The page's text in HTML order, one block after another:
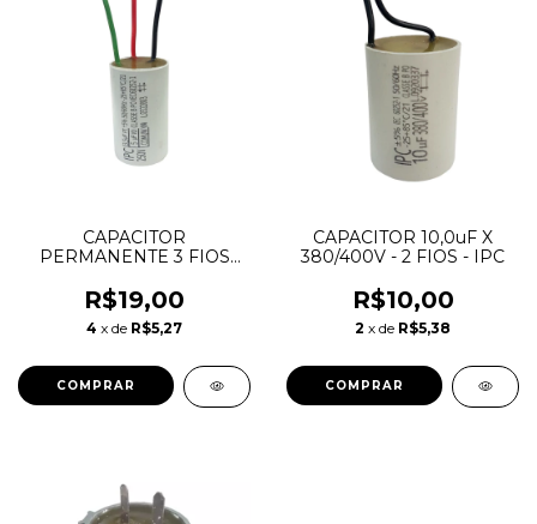
CAPACITOR
PERMANENTE 3 FIOS
VENTILADOR
R$19,00
4 x de R$5,27
CAPACITOR 10,0uF X
380/400V - 2 FIOS - IPC
R$10,00
2 x de R$5,38